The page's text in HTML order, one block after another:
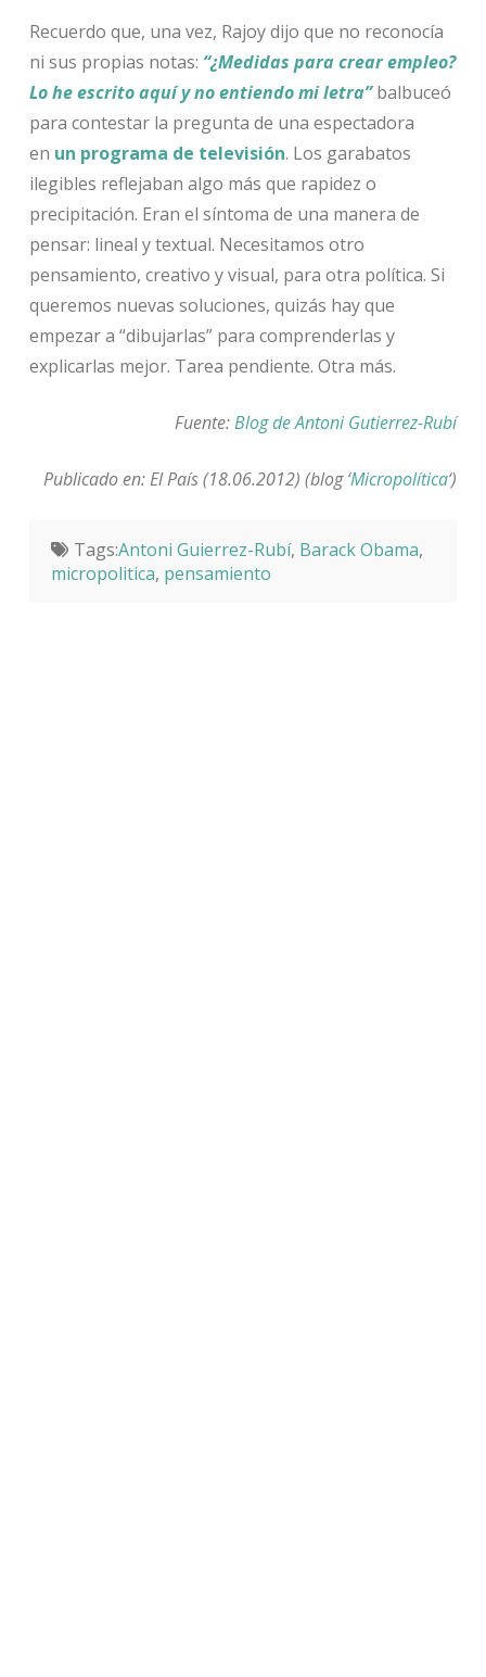
Recuerdo que, una vez, Rajoy dijo que no reconocía
ni sus propias notas: “¿Medidas para crear empleo?
Lo he escrito aquí y no entiendo mi letra”balbuceó
para contestar la pregunta de una espectadora
en un programa de televisión. Los garabatos
ilegibles reflejaban algo más que rapidez o
precipitación. Eran el síntoma de una manera de
pensar: lineal y textual. Necesitamos otro
pensamiento, creativo y visual, para otra política. Si
queremos nuevas soluciones, quizás hay que
empezar a “dibujarlas” para comprenderlas y
explicarlas mejor. Tarea pendiente. Otra más.
Fuente:Blog de Antoni Gutierrez-Rubí
Publicado en: El País (18.06.2012) (blog ‘Micropolítica‘)
Tags:Antoni Guierrez-Rubí, Barack Obama,
micropolitica, pensamiento